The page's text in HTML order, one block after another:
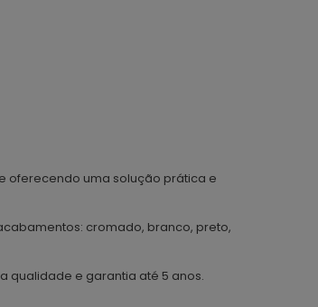
oferecendo uma solução prática e
cromado, branco, preto,
qualidade e garantia até 5 anos.